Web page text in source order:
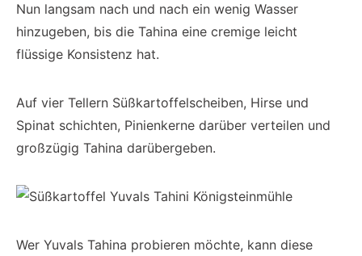
Nun langsam nach und nach ein wenig Wasser
hinzugeben, bis die Tahina eine cremige leicht
flüssige Konsistenz hat.
Auf vier Tellern Süßkartoffelscheiben, Hirse und
Spinat schichten, Pinienkerne darüber verteilen und
großzügig Tahina darübergeben.
Wer Yuvals Tahina probieren möchte, kann diese